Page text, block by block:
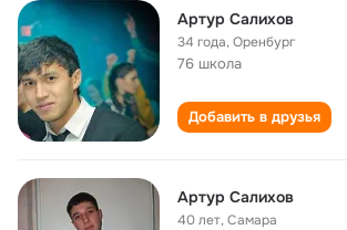
Артур Салихов
34 года,Оренбург
76 школа
Добавить в друзья
Артур Салихов
40 лет,Самара